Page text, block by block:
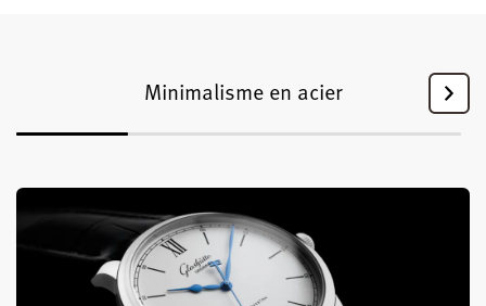
Minimalisme en acier